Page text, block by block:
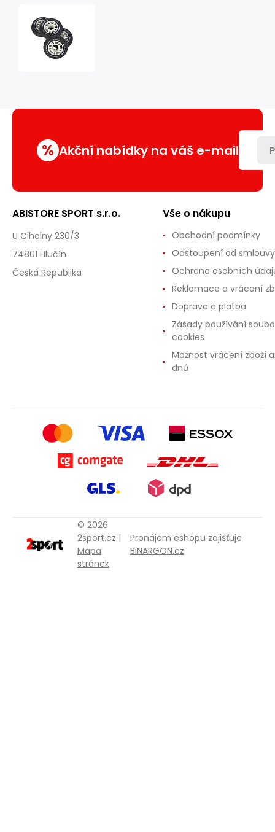
černá,
% Akční nabídky na váš e-mail
ABISTORE SPORT s.r.o.
U Cihelny 230/3
74801 Hlučín
Česká Republika
Vše o nákupu
Obchodní podmínky
Odstoupení od smlouvy
Ochrana osobních
Reklamace a vrácení
Doprava a platba
Zásady používání
cookies
Možnost vrácení zboží
dnů
© 2026
2sport.cz |
Mapa
stránek
Pronájem eshopu zajišťuje
BINARGON.cz